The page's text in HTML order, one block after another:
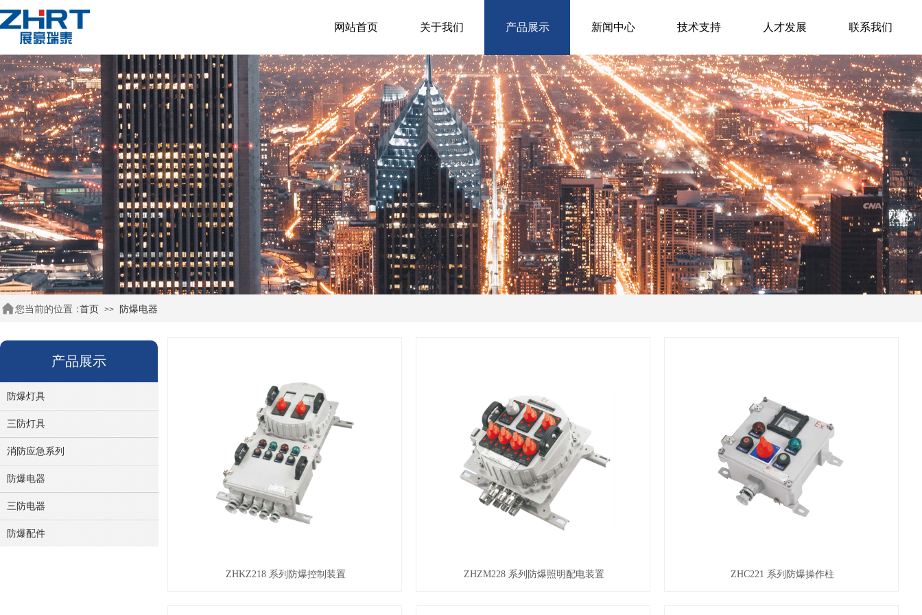
首页 >> 防爆电器
您当前的位置：
ZHKZ218 系列防爆控制装置 ZHZM228 系列防爆照明配电装置 ZHC221 系列防爆操作柱
产品展示
防爆灯具
三防灯具
消防应急系列
防爆电器
三防电器
防爆配件
网站首页 关于我们 产品展示 新闻中心 技术支持 人才发展 联系我们